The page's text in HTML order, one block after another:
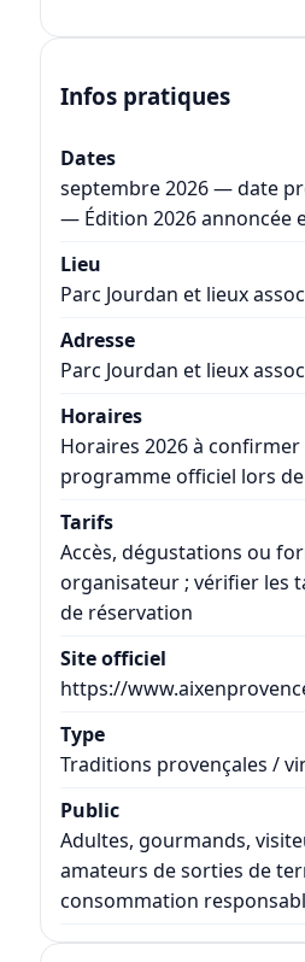
Infos pratiques
Dates
septembre 2026 — date
— Édition 2026 annoncée
Lieu
Parc Jourdan et lieux
Adresse
Parc Jourdan et lieux
Horaires
Horaires 2026 à
programme officiel lors
Tarifs
Accès, dégustations ou
organisateur ; vérifier les
de réservation
Site officiel
https://
Type
Traditions provençales /
Public
Adultes, gourmands,
amateurs de sorties de
consommation